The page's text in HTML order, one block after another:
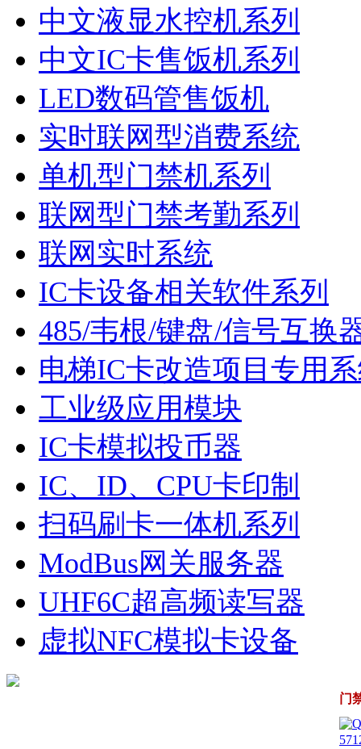
中文液显水控机系列
中文IC卡售饭机系列
LED数码管售饭机
实时联网型消费系统
单机型门禁机系列
联网型门禁考勤系列
联网实时系统
IC卡设备相关软件系列
485/韦根/键盘/信号互换
电梯IC卡改造项目专用
工业级应用模块
IC卡模拟投币器
IC、ID、CPU卡印制
扫码刷卡一体机系列
ModBus网关服务器
UHF6C超高频读写器
虚拟NFC模拟卡设备
门